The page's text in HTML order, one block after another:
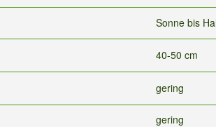
Sonne bis
40-50 cm
gering
gering